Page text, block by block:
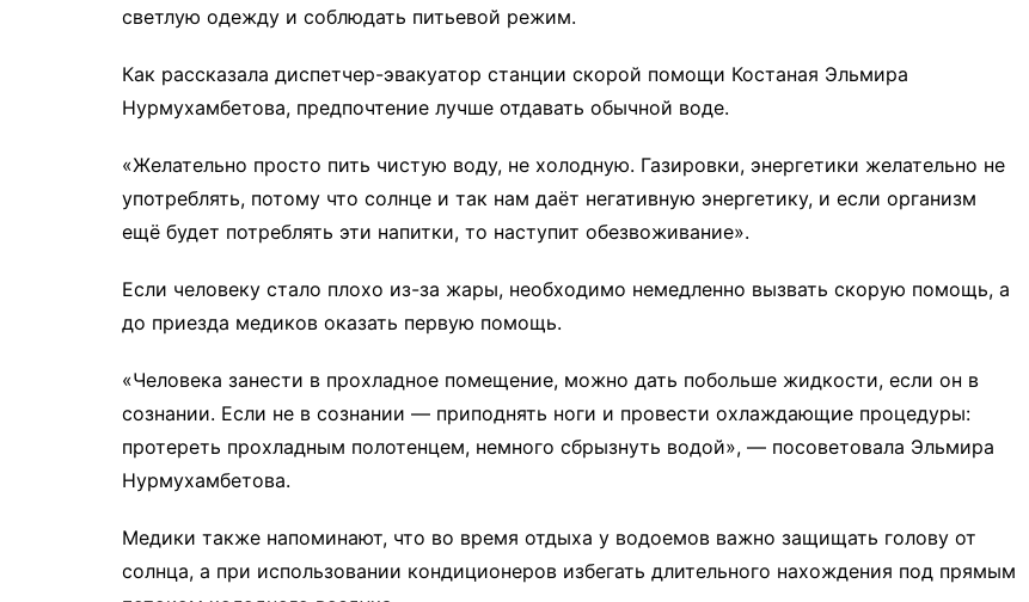
светлую одежду и соблюдать питьевой режим.
Как рассказала диспетчер-эвакуатор станции скорой помощи Костаная Эльмира
Нурмухамбетова, предпочтение лучше отдавать обычной воде.
«Желательно просто пить чистую воду, не холодную. Газировки, энергетики желательно не
употреблять, потому что солнце и так нам даёт негативную энергетику, и если организм
ещё будет потреблять эти напитки, то наступит обезвоживание».
Если человеку стало плохо из-за жары, необходимо немедленно вызвать скорую помощь, а
до приезда медиков оказать первую помощь.
«Человека занести в прохладное помещение, можно дать побольше жидкости, если он в
сознании. Если не в сознании — приподнять ноги и провести охлаждающие процедуры:
протереть прохладным полотенцем, немного сбрызнуть водой», — посоветовала Эльмира
Нурмухамбетова.
Медики также напоминают, что во время отдыха у водоемов важно защищать голову от
солнца, а при использовании кондиционеров избегать длительного нахождения под прямым